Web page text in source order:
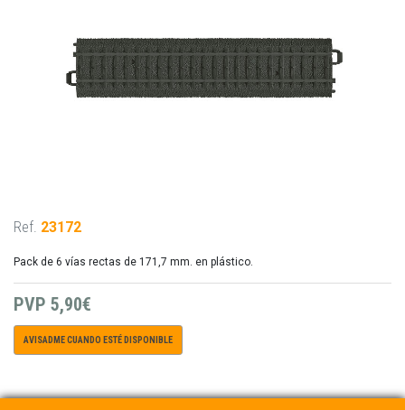
Ref. 23172
Pack de 6 vías rectas de 171,7 mm. en plástico.
PVP 5,90€
AVISADME CUANDO ESTÉ DISPONIBLE